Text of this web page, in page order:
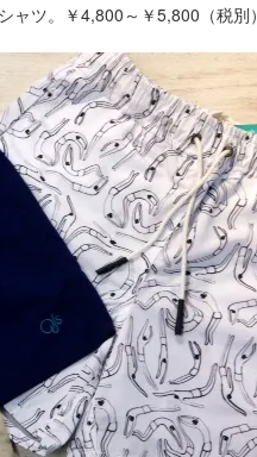
ツ。￥4,800～￥5,800（税別）